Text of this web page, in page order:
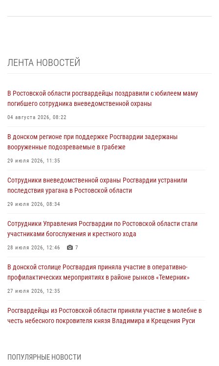
ЛЕНТА НОВОСТЕЙ
В Ростовской области росгвардейцы поздравили с юбилеем маму
погибшего сотрудника вневедомственной охраны
04 августа 2026, 08:22
В донском регионе при поддержке Росгвардии задержаны
вооруженные подозреваемые в грабеже
29 июля 2026, 11:35
Сотрудники вневедомственной охраны Росгвардии устранили
последствия урагана в Ростовской области
29 июля 2026, 08:34
Сотрудники Управления Росгвардии по Ростовской области стали
участниками богослужения и крестного хода
28 июля 2026, 12:46 7
В донской столице Росгвардия приняла участие в оперативно-
профилактических мероприятиях в районе рынков «Темерник»
27 июля 2026, 12:35
Росгвардейцы из Ростовской области приняли участие в молебне в
честь небесного покровителя князя Владимира и Крещения Руси
При содействии спецназа Росгвардии в Ростовской области прошли
ПОПУЛЯРНЫЕ НОВОСТИ